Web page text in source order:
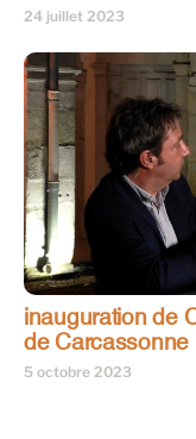
24 juillet 2023
inauguration de
de Carcassonne
5 octobre 2023